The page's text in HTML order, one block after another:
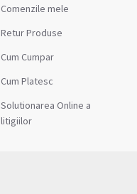
Comenzile mele
Retur Produse
Cum Cumpar
Cum Platesc
Solutionarea Online a
litigiilor